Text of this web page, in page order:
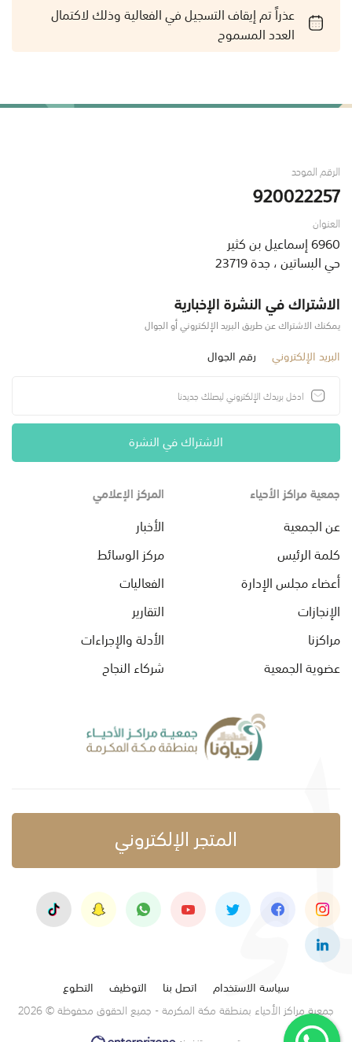
عذراً تم إيقاف التسجيل في الفعالية وذلك لاكتمال
العدد المسموح
الرقم الموحد
920022257
العنوان
6960 إسماعيل بن كثير
حي البساتين ، جدة 23719
الاشتراك في النشرة الإخبارية
يمكنك الاشتراك عن طريق البريد الإلكتروني أو الجوال
البريد الإلكتروني رقم الجوال
الاشتراك في النشرة
جمعية مراكز الأحياء
عن الجمعية
كلمة الرئيس
أعضاء مجلس الإدارة
الإنجازات
مراكزنا
عضوية الجمعية
المركز الإعلامي
الأخبار
مركز الوسائط
الفعاليات
التقارير
الأدلة والإجراءات
شركاء النجاح
المتجر الإلكتروني
سياسة الاستخدام اتصل بنا التوظيف
التطوع
جمعية مراكز الأحياء بمنطقة مكة المكرمة - جميع الحقوق محفوظة © 2026